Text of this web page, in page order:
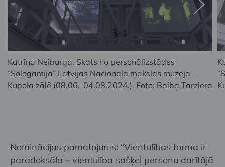
Katrīna Neiburga. Skats no personālizstādes
“Sologāmija” Latvijas Nacionālā mākslas muzeja
Kupola zālē (08.06.–04.08.2024.). Foto: Baiba Tarziera
Nominācijas pamatojums: “Vientulības forma ir
paradoksāla – vientulība sašķeļ personu darītājā